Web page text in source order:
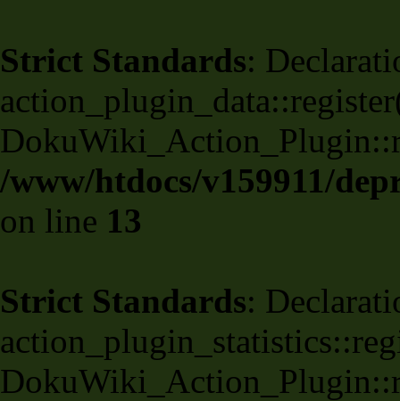
Strict Standards:
/www/htdocs/v159911/
on line 13
Strict Standards: